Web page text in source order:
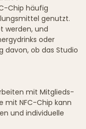
Chip häufig
genutzt.
werden, und
oder
davon, ob das Studio
mit Mitglieds-
mit NFC-Chip kann
und individuelle